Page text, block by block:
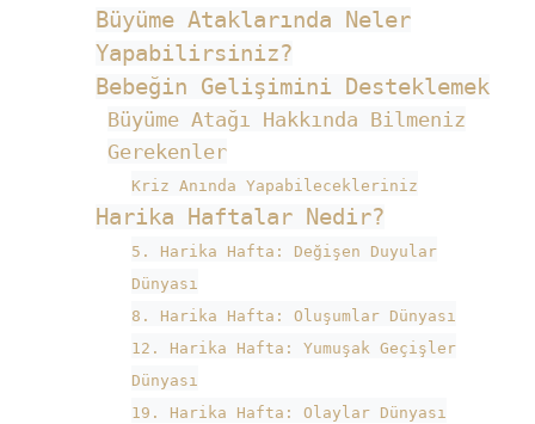
Büyüme Ataklarında Neler
Yapabilirsiniz?
Bebeğin Gelişimini Desteklemek
Büyüme Atağı Hakkında Bilmeniz
Gerekenler
Kriz Anında Yapabilecekleriniz
Harika Haftalar Nedir?
5. Harika Hafta: Değişen Duyular
Dünyası
8. Harika Hafta: Oluşumlar Dünyası
12. Harika Hafta: Yumuşak Geçişler
Dünyası
19. Harika Hafta: Olaylar Dünyası